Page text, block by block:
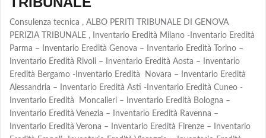
Consulenza tecnica , ALBO PERITI TRIBUNALE DI GENOVA
PERIZIA TRIBUNALE , Inventario Eredità Milano -Inventario Eredità
Parma – Inventario Eredità Genova – Inventario Eredità Torino –
Inventario Eredità Rivoli – Inventario Eredità Aosta – Inventario
Eredità Bergamo -Inventario Eredità Novara – Inventario Eredità
Alessandria – Inventario Eredità Asti -Inventario Eredità Cuneo -
Inventario Eredità Moncalieri – Inventario Eredità Bologna –
Inventario Eredità Venezia – Inventario Eredità Ravenna –
Inventario Eredità Verona – Inventario Eredità Firenze – Inventario